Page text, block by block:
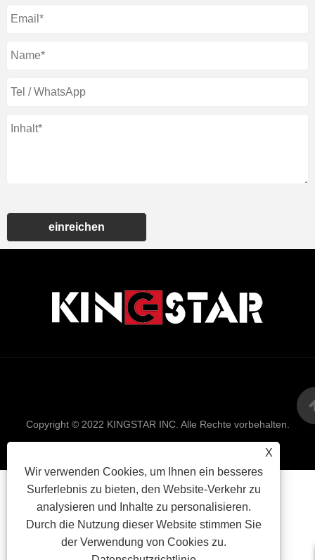
einreichen
X
Wir verwenden Cookies, um Ihnen ein besseres
Surferlebnis zu bieten, den Website-Verkehr zu
analysieren und Inhalte zu personalisieren.
Durch die Nutzung dieser Website stimmen Sie
der Verwendung von Cookies zu.
Copyright © 2022 KINGSTAR INC. Alle Rechte vorbehalten.